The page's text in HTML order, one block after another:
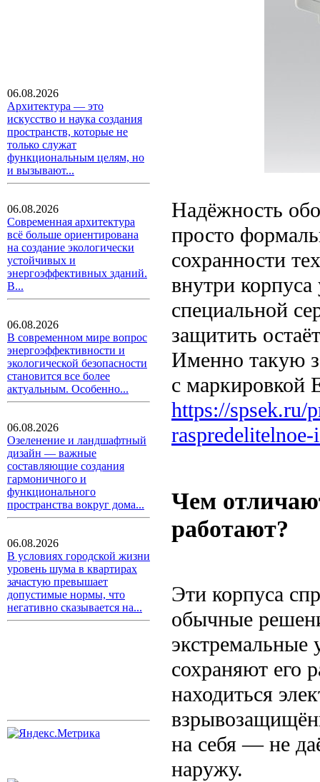
06.08.2026
Архитектура — это
искусство и наука создания
пространств, которые не
только служат
функциональным целям, но
и вызывают...
06.08.2026
Современная архитектура
всё больше ориентирована
на создание экологически
устойчивых и
энергоэффективных зданий.
В...
06.08.2026
В современном мире вопрос
энергоэффективности и
экологической безопасности
становится все более
актуальным. Особенно...
06.08.2026
Озеленение и ландшафтный
дизайн — важные
составляющие создания
гармоничного и
функционального
пространства вокруг дома...
06.08.2026
В условиях городской жизни
уровень шума в квартирах
зачастую превышает
допустимые нормы, что
негативно сказывается на...
Надёжность
просто
сохранности
внутри
специальной
защитить
Именно такую
с маркировкой
https://spsek.ru/
Чем
работают?
Эти корпуса
обычные
сохраняют его
находиться
на себя — не
наружу.